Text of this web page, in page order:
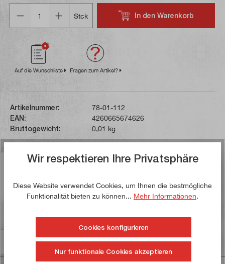
Stck
In den Warenkorb
Auf die Wunschliste Fragen zum Artikel?
Artikelnummer:
78-01-112
EAN:
4260665674626
Bruttogewicht:
0,01 kg
Beschreibung
Kugellager seitliche Sägebandführung für Holzbandsäge
MJ10
Bewertungen
Informationen zur Produktsicherheit
Wir respektieren Ihre Privatsphäre
Diese Website verwendet Cookies, um Ihnen die bestmögliche
Funktionalität bieten zu können... Mehr Informationen.
Cookies konfigurieren
Nur funktionale Cookies akzeptieren